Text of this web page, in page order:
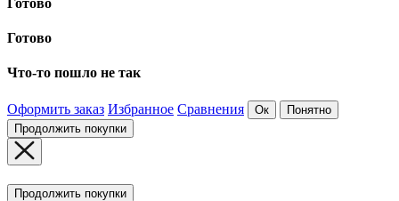
Готово
Что-то пошло не так
Оформить заказ Избранное Сравнения Ок
Понятно
Продолжить покупки
Продолжить покупки